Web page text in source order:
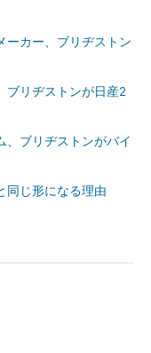
ーカー、ブリヂストン
ブリヂストンが日産2
、ブリヂストンがバイ
同じ形になる理由